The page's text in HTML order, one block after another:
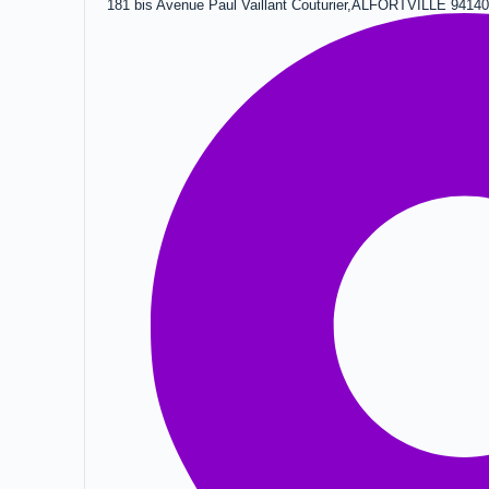
181 bis Avenue Paul Vaillant Couturier,ALFORTVILLE 94140